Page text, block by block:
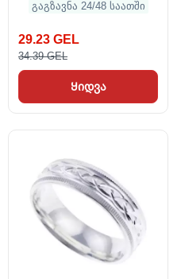
გაგზავნა 24/48 საათში
29.23 GEL
34.39 GEL
Ყიდვა